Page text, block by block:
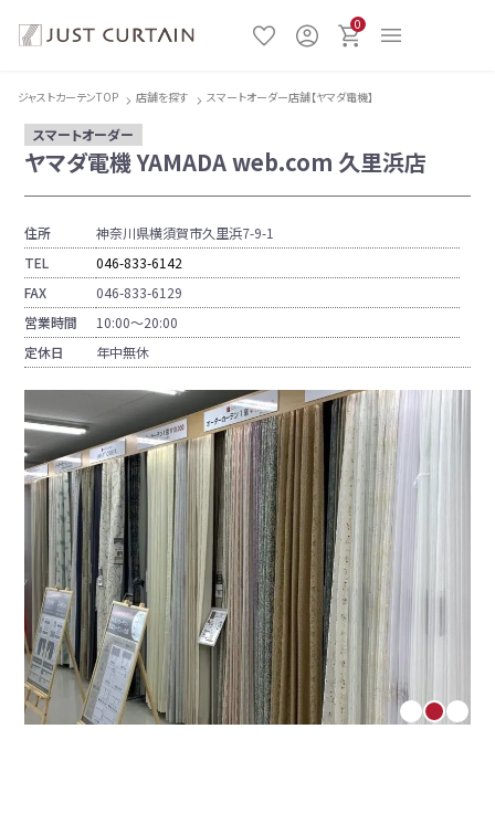
0
ジャストカーテンTOP 店舗を探す スマートオーダー店舗【ヤマダ電機】
スマートオーダー
ヤマダ電機 YAMADA web.com 久里浜店
住所
神奈川県横須賀市久里浜7-9-1
TEL
046-833-6142
FAX
046-833-6129
営業時間
10:00〜20:00
定休日
年中無休